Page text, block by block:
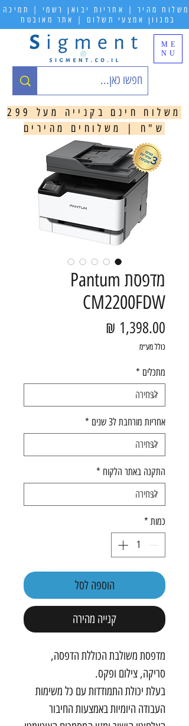
ME
NU
משלוח מהיר | אחריות יבואן רשמי | תמיכה
במגוון אמצעי תשלום | אתר מאובטח
משלוח חינם בקנייה מעל 299
ש"ח | משלוחים מהירים
מדפסת Pantum
CM2200FDW
כולל מע״מ
מתכלים *
אחריות מורחבת ל3 שנים *
התקנה באתר הלקוח *
כמות *
הוספה לסל
קנייה מהירה
מדפסת משולבת הכוללת הדפסה,
סריקה, צילום ופקס.
בעלת יכולת התמודדות עם כל משימות
העבודה היומיות באמצעות החיבור